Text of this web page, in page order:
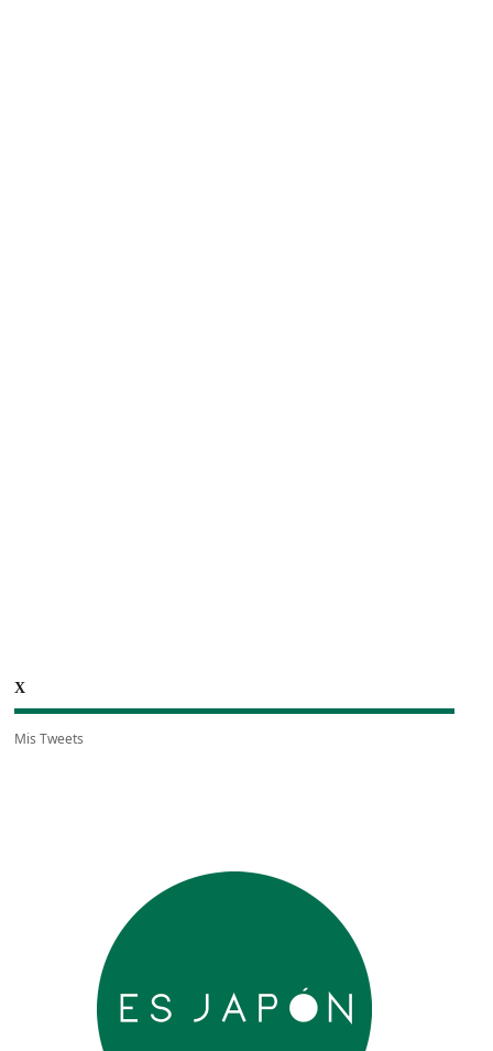
X
Mis Tweets